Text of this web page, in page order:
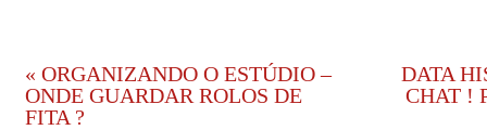
« ORGANIZANDO O ESTÚDIO –
ONDE GUARDAR ROLOS DE
FITA ?
DATA
CHAT !